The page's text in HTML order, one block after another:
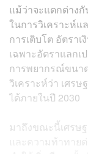
แม้ว่าจะแตกต่างกั
ในการวิเคราะห์
การเติบโต อัตรา
เฉพาะอัตราแลก
การพยากรณ์ขนา
วิเคราะห์ว่า เศร
ได้ภายในปี 2030
มาถึงขณะนี้เศรษ
และความท้าทาย